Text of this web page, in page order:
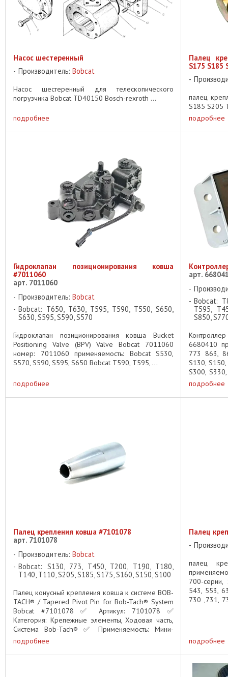
Насос шестеренный
Производитель: Bobcat
Насос шестеренный для телескопического
погрузчика Bobcat TD40150 Bosch-rexroth ...
подробнее
Палец
S175 S185
палец
S185 S205
подробнее
Гидроклапан позиционирования ковша
#7011060
арт. 7011060
Производитель: Bobcat
Bobcat: T650, T630, T595, T590, T550, S650,
S630, S595, S590, S570
Гидроклапан позиционирования ковша Bucket
Positioning Valve (BPV) Valve Bobcat 7011060
номер: 7011060 применяемость: Bobcat S530,
S570, S590, S595, S650 Bobcat T590, T595, ...
подробнее
арт.
Bobcat:
T595,
S850,
6680410
773 863,
S130,
S300,
S595, S630,
подробнее
Палец крепления ковша #7101078
арт. 7101078
Производитель: Bobcat
Bobcat: S130, 773, T450, T200, T190, T180,
T140, T110, S205, S185, S175, S160, S150, S100
Палец конусный крепления ковша к системе BOB-
TACH® / Tapered Pivot Pin for Bob-Tach® System
Bobcat #7101078 ✅ Артикул: 7101078 ✅
Категория: Крепежные элементы, Ходовая часть,
Система Bob-Tach® ✅ Применяемость: Мини-
погрузчики и гусеничные погрузчики ...
подробнее
Палец
палец
700-
543, 553,
730 ,731,
подробнее